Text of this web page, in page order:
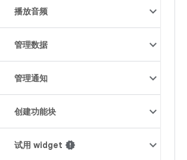
播放音频
管理数据
管理通知
创建功能块
试用 widget